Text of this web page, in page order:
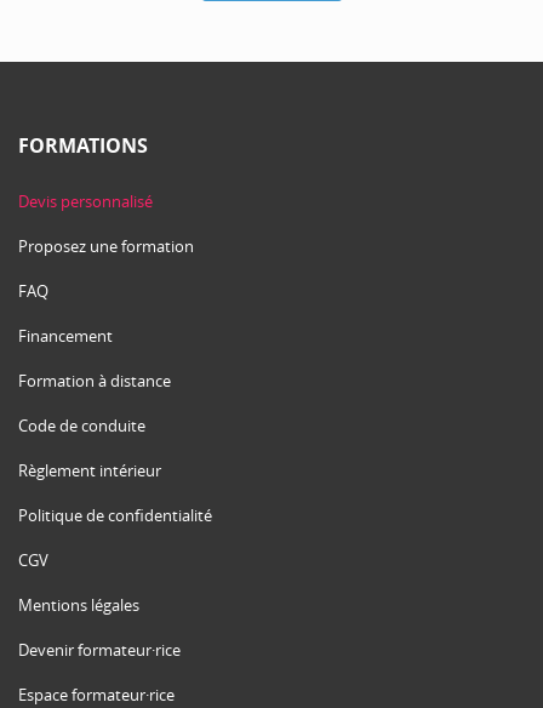
FORMATIONS
Devis personnalisé
Proposez une formation
FAQ
Financement
Formation à distance
Code de conduite
Règlement intérieur
Politique de confidentialité
CGV
Mentions légales
Devenir formateur·rice
Espace formateur·rice